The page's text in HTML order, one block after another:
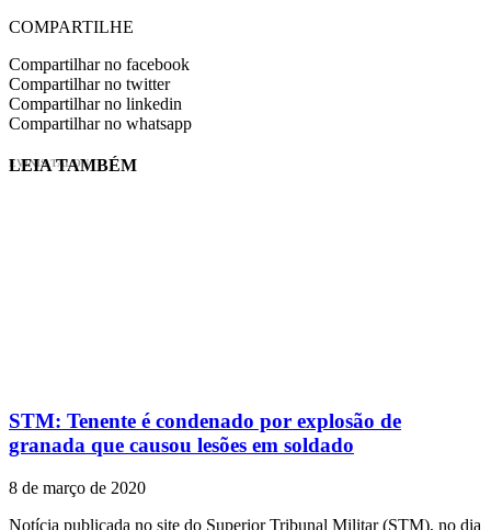
COMPARTILHE
Compartilhar no facebook
Compartilhar no twitter
Compartilhar no linkedin
Compartilhar no whatsapp
EVINIS TALON
LEIA TAMBÉM
STM: Tenente é condenado por explosão de
granada que causou lesões em soldado
8 de março de 2020
Notícia publicada no site do Superior Tribunal Militar (STM), no dia